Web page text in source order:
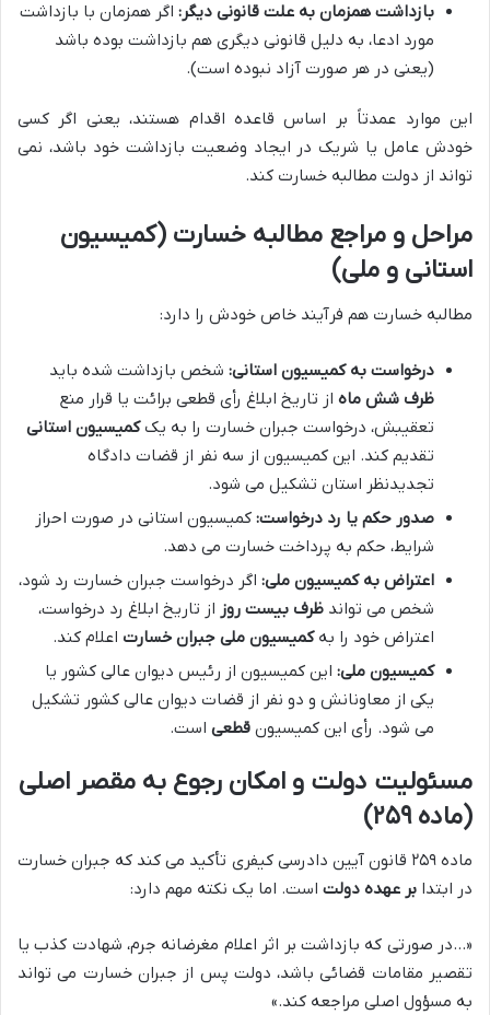
بازداشت همزمان به علت قانونی دیگر: اگر همزمان با بازداشت
مورد ادعا، به دلیل قانونی دیگری هم بازداشت بوده باشد
(یعنی در هر صورت آزاد نبوده است).
این موارد عمدتاً بر اساس قاعده اقدام هستند، یعنی اگر کسی
خودش عامل یا شریک در ایجاد وضعیت بازداشت خود باشد، نمی
تواند از دولت مطالبه خسارت کند.
مراحل و مراجع مطالبه خسارت (کمیسیون
استانی و ملی)
مطالبه خسارت هم فرآیند خاص خودش را دارد:
درخواست به کمیسیون استانی: شخص بازداشت شده باید
ظرف شش ماه از تاریخ ابلاغ رأی قطعی برائت یا قرار منع
تعقیبش، درخواست جبران خسارت را به یککمیسیون استانی
تقدیم کند. این کمیسیون از سه نفر از قضات دادگاه
تجدیدنظر استان تشکیل می شود.
صدور حکم یا رد درخواست: کمیسیون استانی در صورت احراز
شرایط، حکم به پرداخت خسارت می دهد.
اعتراض به کمیسیون ملی: اگر درخواست جبران خسارت رد شود،
شخص می تواند ظرف بیست روز از تاریخ ابلاغ رد درخواست،
اعتراض خود را بهکمیسیون ملی جبران خسارت اعلام کند.
کمیسیون ملی: این کمیسیون از رئیس دیوان عالی کشور یا
یکی از معاونانش و دو نفر از قضات دیوان عالی کشور تشکیل
می شود. رأی این کمیسیون قطعی است.
مسئولیت دولت و امکان رجوع به مقصر اصلی
(ماده ۲۵۹)
ماده ۲۵۹ قانون آیین دادرسی کیفری تأکید می کند که جبران خسارت
در ابتدا بر عهده دولت است. اما یک نکته مهم دارد:
«…در صورتی که بازداشت بر اثر اعلام مغرضانه جرم، شهادت کذب یا
تقصیر مقامات قضائی باشد، دولت پس از جبران خسارت می تواند
به مسؤول اصلی مراجعه کند.»